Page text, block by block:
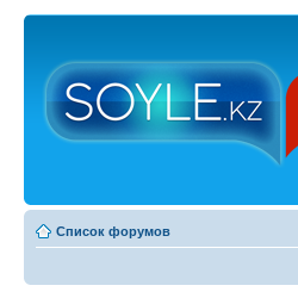
Список форумов